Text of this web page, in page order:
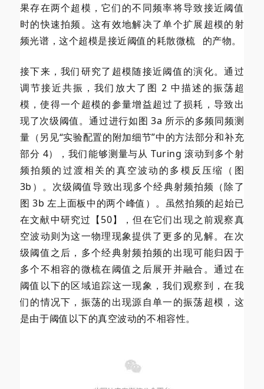
果存在两个超模，它们的不同频率将导致接近阈值
时的快速拍频。这有效地解决了单个扩展超模的射
频光谱，这个超模是接近阈值的耗散微梳 的产物。
接下来，我们研究了超模随接近阈值的演化。通过
调节接近共振，我们放大了图 2 中描述的振荡超
模，使得一个超模的参量增益超过了损耗，导致出
现了次级阈值。通过进行如图 3a 所示的多频同频测
量（另见“实验配置的附加细节”中的方法部分和补充
部分 4），我们能够测量与从 Turing 滚动到多个射
频拍频的过渡相关的真空波动的多模反压缩（图
3b）。次级阈值导致出现多个经典射频拍频（除了
图 3b 左上面板中的两个峰值）。虽然拍频的起始已
在文献中研究过【50】，但在它们出现之前观察真
空波动则为这一物理现象提供了更多的见解。在次
级阈值之后，多个经典射频拍频的出现可能归因于
多个不相容的微梳在阈值之后展开并融合。通过在
阈值以下的区域追踪这一现象，我们观察到，在我
们的情况下，振荡的出现源自单一的振荡超模，这
是由于阈值以下的真空波动的不相容性。